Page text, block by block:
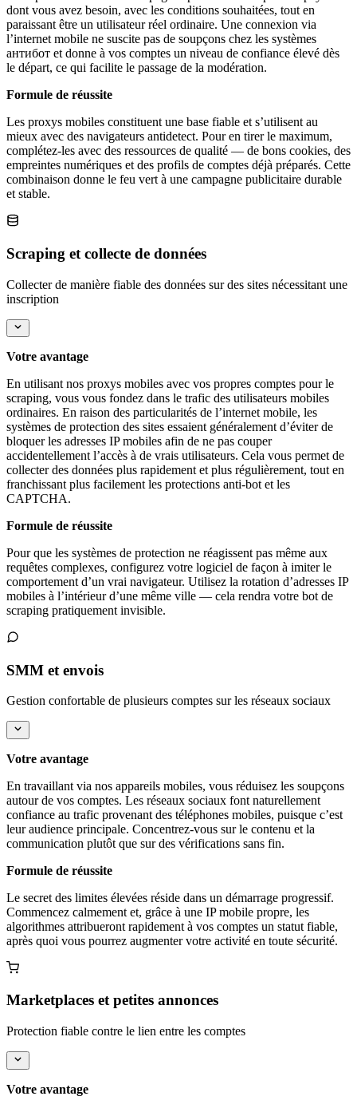
dont vous avez besoin, avec les conditions souhaitées, tout en
paraissant être un utilisateur réel ordinaire. Une connexion via
l’internet mobile ne suscite pas de soupçons chez les systèmes
антибот et donne à vos comptes un niveau de confiance élevé dès
le départ, ce qui facilite le passage de la modération.
Formule de réussite
Les proxys mobiles constituent une base fiable et s’utilisent au
mieux avec des navigateurs antidetect. Pour en tirer le maximum,
complétez-les avec des ressources de qualité — de bons cookies, des
empreintes numériques et des profils de comptes déjà préparés. Cette
combinaison donne le feu vert à une campagne publicitaire durable
et stable.
Scraping et collecte de données
Collecter de manière fiable des données sur des sites nécessitant une
inscription
Votre avantage
En utilisant nos proxys mobiles avec vos propres comptes pour le
scraping, vous vous fondez dans le trafic des utilisateurs mobiles
ordinaires. En raison des particularités de l’internet mobile, les
systèmes de protection des sites essaient généralement d’éviter de
bloquer les adresses IP mobiles afin de ne pas couper
accidentellement l’accès à de vrais utilisateurs. Cela vous permet de
collecter des données plus rapidement et plus régulièrement, tout en
franchissant plus facilement les protections anti-bot et les
CAPTCHA.
Formule de réussite
Pour que les systèmes de protection ne réagissent pas même aux
requêtes complexes, configurez votre logiciel de façon à imiter le
comportement d’un vrai navigateur. Utilisez la rotation d’adresses IP
mobiles à l’intérieur d’une même ville — cela rendra votre bot de
scraping pratiquement invisible.
SMM et envois
Gestion confortable de plusieurs comptes sur les réseaux sociaux
Votre avantage
En travaillant via nos appareils mobiles, vous réduisez les soupçons
autour de vos comptes. Les réseaux sociaux font naturellement
confiance au trafic provenant des téléphones mobiles, puisque c’est
leur audience principale. Concentrez-vous sur le contenu et la
communication plutôt que sur des vérifications sans fin.
Formule de réussite
Le secret des limites élevées réside dans un démarrage progressif.
Commencez calmement et, grâce à une IP mobile propre, les
algorithmes attribueront rapidement à vos comptes un statut fiable,
après quoi vous pourrez augmenter votre activité en toute sécurité.
Marketplaces et petites annonces
Protection fiable contre le lien entre les comptes
Votre avantage